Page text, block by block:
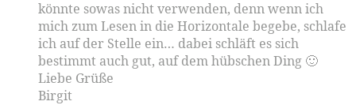
könnte sowas nicht verwenden, denn wenn ich
mich zum Lesen in die Horizontale begebe, schlafe
ich auf der Stelle ein… dabei schläft es sich
bestimmt auch gut, auf dem hübschen Ding 🙂
Liebe Grüße
Birgit